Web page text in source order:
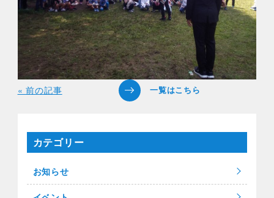
« 前の記事
カテゴリー
お知らせ